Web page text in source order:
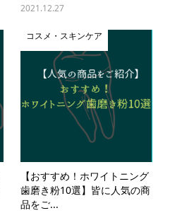
2021.12.27
コスメ・スキンケア
【おすすめ！ホワイトニング
歯磨き粉10選】皆に人気の商
品をご...